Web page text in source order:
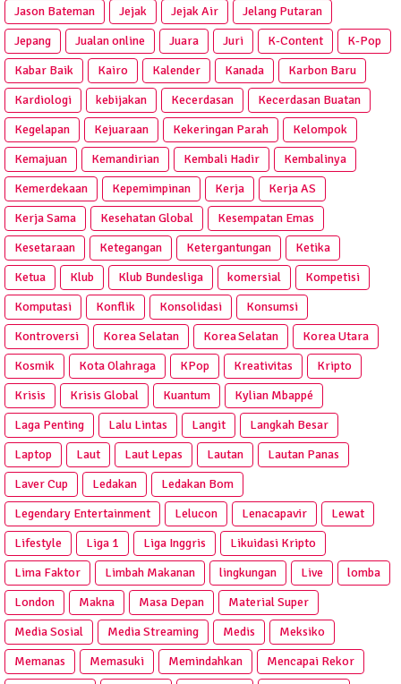
Jason Bateman
Jejak Jejak Air
Jelang Putaran
Jepang
Jualan online Juara Juri K-Content
K-Pop
Kabar Baik
Kairo Kalender Kanada
Karbon Baru
Kardiologi
kebijakan Kecerdasan
Kecerdasan Buatan
Kegelapan
Kejuaraan Kekeringan Parah
Kelompok
Kemajuan
Kemandirian Kembali Hadir
Kembalinya
Kemerdekaan
Kepemimpinan Kerja
Kerja AS
Kerja Sama
Kesehatan Global
Kesempatan Emas
Kesetaraan
Ketegangan Ketergantungan
Ketika
Ketua
Klub Klub Bundesliga komersial
Kompetisi
Komputasi
Konflik Konsolidasi
Konsumsi
Kontroversi
Korea Selatan Korea Selatan
Korea Utara
Kosmik
Kota Olahraga KPop Kreativitas
Kripto
Krisis
Krisis Global Kuantum
Kylian Mbappé
Laga Penting
Lalu Lintas Langit
Langkah Besar
Laptop
Laut Laut Lepas Lautan
Lautan Panas
Laver Cup
Ledakan
Ledakan Bom
Legendary Entertainment
Lelucon Lenacapavir
Lewat
Lifestyle
Liga 1 Liga Inggris
Likuidasi Kripto
Lima Faktor
Limbah Makanan lingkungan Live
lomba
London
Makna Masa Depan
Material Super
Media Sosial
Media Streaming Medis
Meksiko
Memanas
Memasuki Memindahkan
Mencapai Rekor